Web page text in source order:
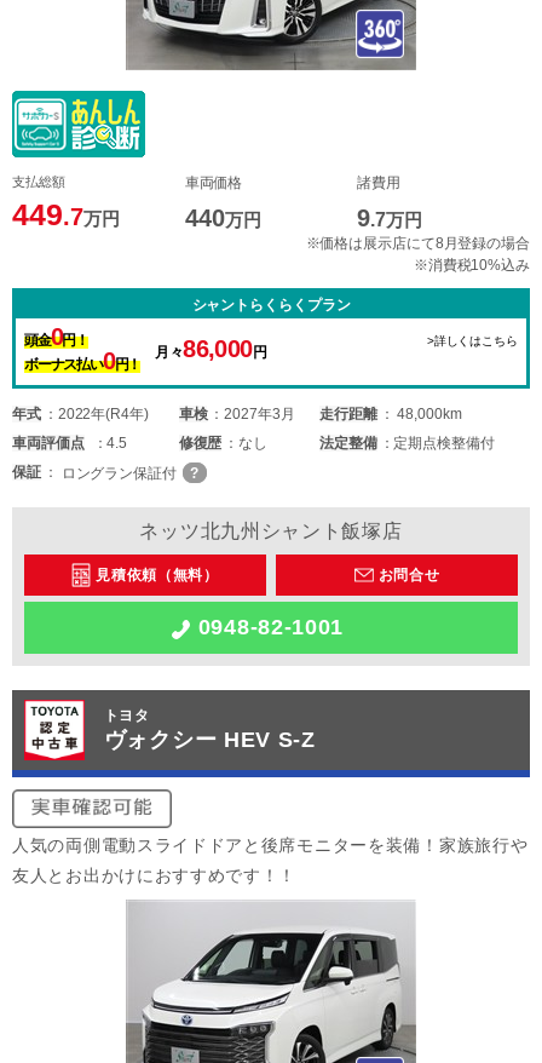
支払総額
449.7万円
車両価格
440万円
諸費用
9.7万円
※価格は展示店にて8月登録の場合
※消費税10%込み
シャントらくらくプラン
頭金0円！
ボーナス払い0円！
月々86,000円
>詳しくはこちら
年式 2022年(R4年) 車検 2027年3月 走行距離
48,000km
車両評価点 4.5 修復歴 なし 法定整備
定期点検整備付
保証
ロングラン保証付
ネッツ北九州シャント飯塚店
見積依頼（無料） お問合せ
0948-82-1001
トヨタ
ヴォクシー HEV S-Z
人気の両側電動スライドドアと後席モニターを装備！家族旅行や
友人とお出かけにおすすめです！！